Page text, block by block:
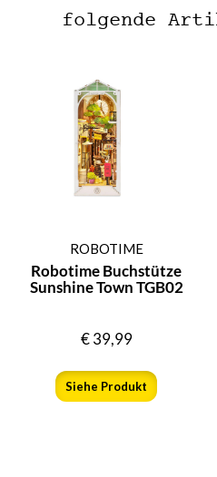
folgende
ROBOTIME
Robotime Buchstütze
Sunshine Town TGB02
€39,99
Siehe Produkt